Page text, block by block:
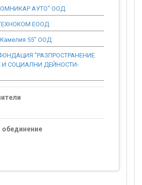
"ОМНИКАР АУТО" ООД
ЕООД
55" ООД
ФОНДАЦИЯ "РАЗПРОСТРАНЕНИЕ
И СОЦИАЛНИ ДЕЙНОСТИ-
обединение